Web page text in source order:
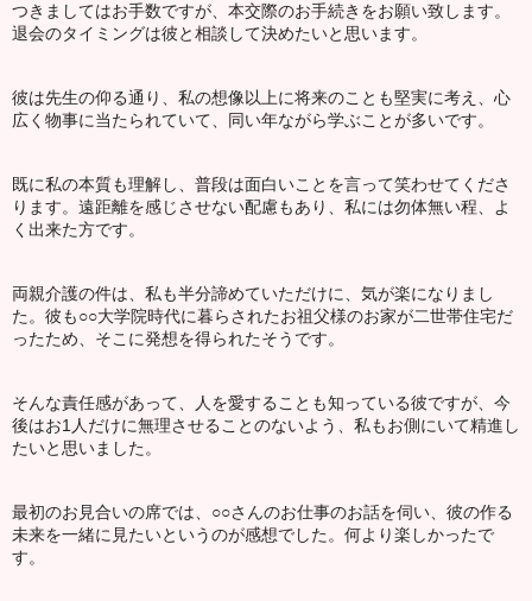
つきましてはお手数ですが、本交際のお手続きをお願い致します。
退会のタイミングは彼と相談して決めたいと思います。
彼は先生の仰る通り、私の想像以上に将来のことも堅実に考え、心
広く物事に当たられていて、同い年ながら学ぶことが多いです。
既に私の本質も理解し、普段は面白いことを言って笑わせてくださ
ります。遠距離を感じさせない配慮もあり、私には勿体無い程、よ
く出来た方です。
両親介護の件は、私も半分諦めていただけに、気が楽になりまし
た。彼も○○大学院時代に暮らされたお祖父様のお家が二世帯住宅だ
ったため、そこに発想を得られたそうです。
そんな責任感があって、人を愛することも知っている彼ですが、今
後はお1人だけに無理させることのないよう、私もお側にいて精進し
たいと思いました。
最初のお見合いの席では、○○さんのお仕事のお話を伺い、彼の作る
未来を一緒に見たいというのが感想でした。何より楽しかったで
す。